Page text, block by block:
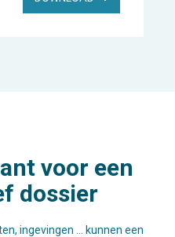
voor een
dossier
ingevingen … kunnen een